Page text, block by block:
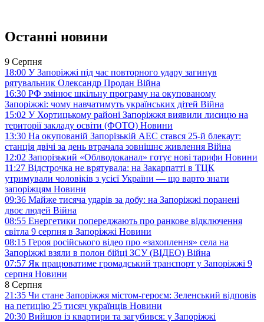
Останні новини
9 Серпня
18:00 У Запоріжжі під час повторного удару загинув
рятувальник Олександр Продан Війна
16:30 РФ змінює шкільну програму на окупованому
Запоріжжі: чому навчатимуть українських дітей Війна
15:02 У Хортицькому районі Запоріжжя виявили лисицю на
території закладу освіти (ФОТО) Новини
13:30 На окупованій Запорізькій АЕС стався 25-й блекаут:
станція двічі за день втрачала зовнішнє живлення Війна
12:02 Запорізький «Облводоканал» готує нові тарифи Новини
11:27 Відстрочка не врятувала: на Закарпатті в ТЦК
утримували чоловіків з усієї України — що варто знати
запоріжцям Новини
09:36 Майже тисяча ударів за добу: на Запоріжжі поранені
двоє людей Війна
08:55 Енергетики попереджають про ранкове відключення
світла 9 серпня в Запоріжжі Новини
08:15 Героя російського відео про «захоплення» села на
Запоріжжі взяли в полон бійці ЗСУ (ВІДЕО) Війна
07:57 Як працюватиме громадський транспорт у Запоріжжі 9
серпня Новини
8 Серпня
21:35 Чи стане Запоріжжя містом-героєм: Зеленський відповів
на петицію 25 тисяч українців Новини
20:30 Вийшов із квартири та загубився: у Запоріжжі